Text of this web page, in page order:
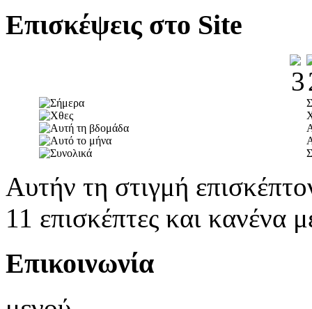
Επισκέψεις στο Site
Αυτήν τη στιγμή
11 επισκέπτες και κανένα
Επικοινωνία